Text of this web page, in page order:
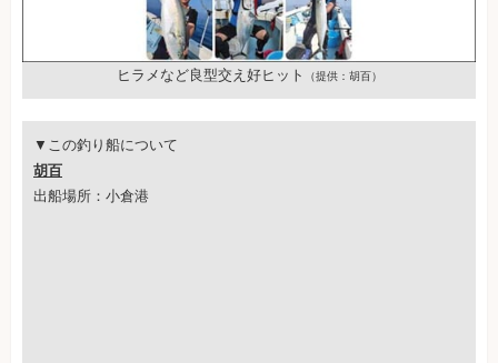
ヒラメなど良型交え好ヒット （提供：胡百）
▼この釣り船について
胡百
出船場所：小倉港